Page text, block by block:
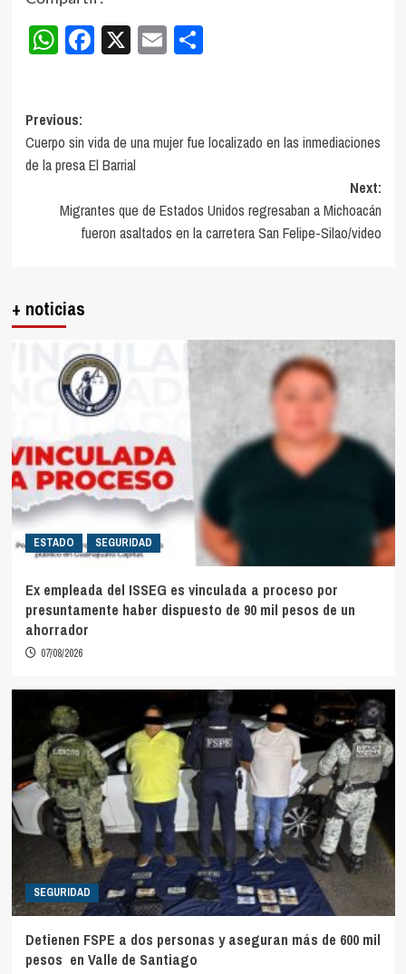
WhatsApp
Facebook
X EmailCompartir
Post
navigation
Previous:
Cuerpo sin vida de una mujer fue localizado en las inmediaciones
de la presa El Barrial
Next:
Migrantes que de Estados Unidos regresaban a Michoacán
fueron asaltados en la carretera San Felipe-Silao/video
+ noticias
ESTADO SEGURIDAD
Ex empleada del ISSEG es vinculada a proceso por
presuntamente haber dispuesto de 90 mil pesos de un
ahorrador
07/08/2026
SEGURIDAD
Detienen FSPE a dos personas y aseguran más de 600 mil
pesos en Valle de Santiago